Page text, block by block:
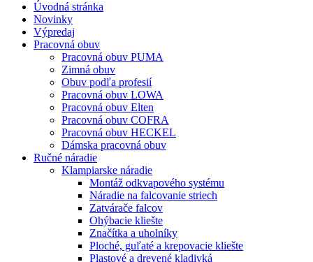
Úvodná stránka
Novinky
Výpredaj
Pracovná obuv
Pracovná obuv PUMA
Zimná obuv
Obuv podľa profesií
Pracovná obuv LOWA
Pracovná obuv Elten
Pracovná obuv COFRA
Pracovná obuv HECKEL
Dámska pracovná obuv
Ručné náradie
Klampiarske náradie
Montáž odkvapového systému
Náradie na falcovanie striech
Zatvárače falcov
Ohýbacie kliešte
Značítka a uholníky
Ploché, guľaté a krepovacie kliešte
Plastové a drevené kladivká